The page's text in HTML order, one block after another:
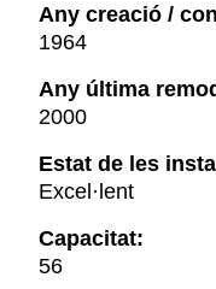
Any creació /
1964
Any última
2000
Estat de les
Excel·lent
Capacitat:
56